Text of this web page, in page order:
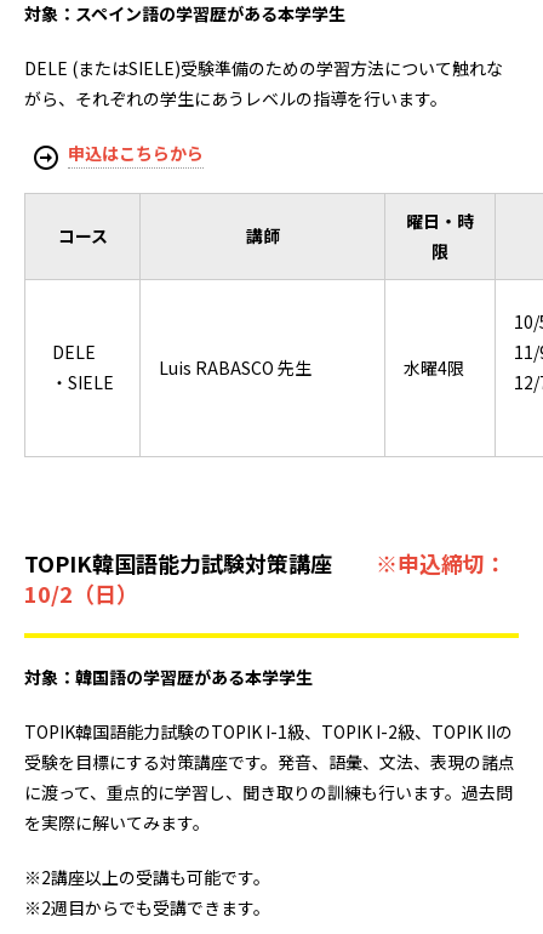
対象：スペイン語の学習歴がある本学学生
DELE (またはSIELE)受験準備のための学習方法について触れな
がら、それぞれの学生にあうレベルの指導を行います。
申込はこちらから
コース 講師
曜日・時
限
DELE
・SIELE
Luis RABASCO 先生 水曜4限
TOPIK韓国語能力試験対策講座 ※申込締切：
10/2（日）
対象：韓国語の学習歴がある本学学生
TOPIK韓国語能力試験のTOPIK I-1級、TOPIK I-2級、TOPIK IIの
受験を目標にする対策講座です。発音、語彙、文法、表現の諸点
に渡って、重点的に学習し、聞き取りの訓練も行います。過去問
を実際に解いてみます。
※2講座以上の受講も可能です。
※2週目からでも受講できます。